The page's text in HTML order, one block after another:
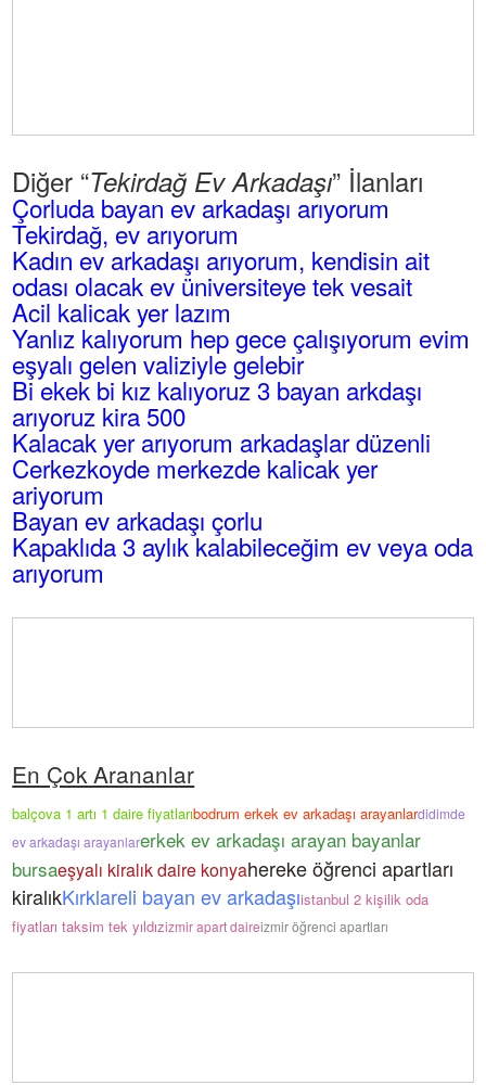
Diğer “Tekirdağ Ev Arkadaşı” İlanları
Çorluda bayan ev arkadaşı arıyorum
Tekirdağ, ev arıyorum
Kadın ev arkadaşı arıyorum, kendisin ait
odası olacak ev üniversiteye tek vesait
Acil kalicak yer lazım
Yanlız kalıyorum hep gece çalışıyorum evim
eşyalı gelen valiziyle gelebir
Bi ekek bi kız kalıyoruz 3 bayan arkdaşı
arıyoruz kira 500
Kalacak yer arıyorum arkadaşlar düzenli
Cerkezkoyde merkezde kalicak yer
ariyorum
Bayan ev arkadaşı çorlu
Kapaklıda 3 aylık kalabileceğim ev veya oda
arıyorum
En Çok Arananlar
balçova 1 artı 1 daire fiyatlarıbodrum erkek ev arkadaşı arayanlardidimde
ev arkadaşı arayanlarerkek ev arkadaşı arayan bayanlar
bursaeşyalı kiralık daire konyahereke öğrenci apartları
kiralıkKırklareli bayan ev arkadaşıistanbul 2 kişilik oda
fiyatları taksim tek yıldızizmir apart daireizmir öğrenci apartları